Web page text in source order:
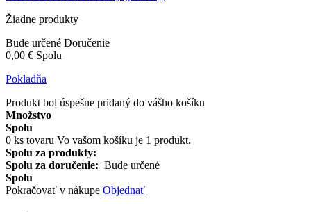
Žiadne produkty
Bude určené Doručenie
0,00 € Spolu
Pokladňa
Produkt bol úspešne pridaný do vášho košíku
Množstvo
Spolu
0 ks tovaru Vo vašom košíku je 1 produkt.
Spolu za produkty:
Spolu za doručenie: Bude určené
Spolu
Pokračovať v nákupe Objednať